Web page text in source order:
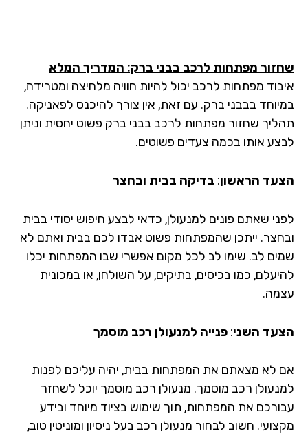
מפתחות לרכב בבני ברק: המדריך המלא
מפתחות לרכב יכול להיות חוויה מלחיצה ומטרידה,
בבבני ברק. עם זאת, אין צורך להיכנס לפאניקה.
שחזור מפתחות לרכב בבני ברק פשוט יחסית וניתן
אותו בכמה צעדים פשוטים.
הראשון:בדיקה בבית ובחצר
שאתם פונים למנעולן, כדאי לבצע חיפוש יסודי בבית
ייתכן שהמפתחות פשוט אבדו לכם בבית ואתם לא
לב. שימו לב לכל מקום אפשרי שבו המפתחות יכלו
כמו בכיסים, בתיקים, על השולחן, או במכונית
השני:פנייה למנעולן רכב מוסמך
לא מצאתם את המפתחות בבית, יהיה עליכם לפנות
רכב מוסמך. מנעולן רכב מוסמך יוכל לשחזר
את המפתחות, תוך שימוש בציוד מיוחד ובידע
חשוב לבחור מנעולן רכב בעל ניסיון ומוניטין טוב,